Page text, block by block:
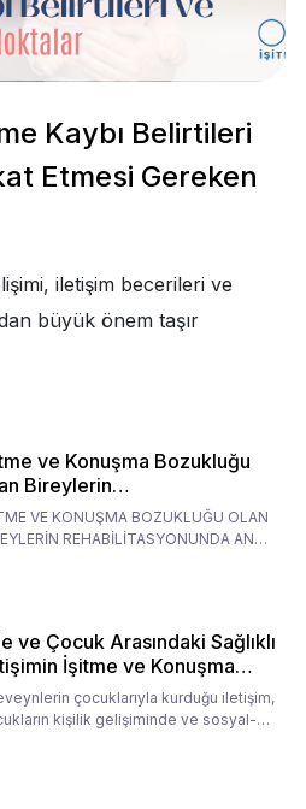
Kaybı Belirtileri
Etmesi Gereken
iletişim becerileri ve
büyük önem taşır
ve Konuşma Bozukluğu
Bireylerin
Ana
Tutumları
VE KONUŞMA BOZUKLUĞU OLAN
REHABİLİTASYONUNDA ANA
ve Çocuk Arasındaki Sağlıklı
İşitme ve Konuşma
Rolü
çocuklarıyla kurduğu iletişim,
kişilik gelişiminde ve sosyal-